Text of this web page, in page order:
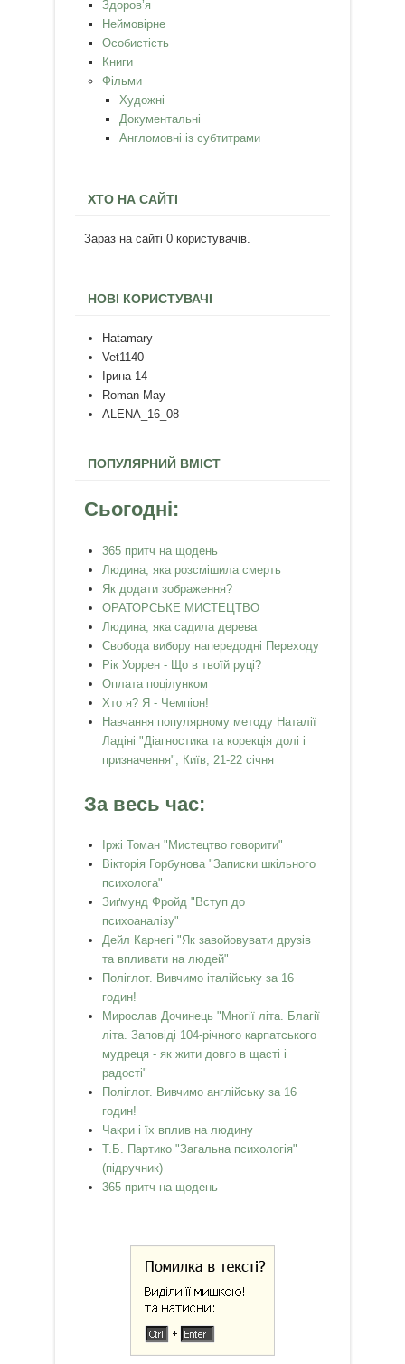
Здоров’я
Неймовірне
Особистість
Книги
Фільми
Художні
Документальні
Англомовні із субтитрами
ХТО НА САЙТІ
Зараз на сайті 0 користувачів.
НОВІ КОРИСТУВАЧІ
Hatamary
Vet1140
Ірина 14
Roman May
ALENA_16_08
ПОПУЛЯРНИЙ ВМІСТ
Сьогодні:
365 притч на щодень
Людина, яка розсмішила смерть
Як додати зображення?
ОРАТОРСЬКЕ МИСТЕЦТВО
Людина, яка садила дерева
Свобода вибору напередодні Переходу
Рік Уоррен - Що в твоїй руці?
Оплата поцілунком
Хто я? Я - Чемпіон!
Навчання популярному методу Наталії
Ладіні "Діагностика та корекція долі і
призначення", Київ, 21-22 січня
За весь час:
Іржі Томан "Мистецтво говорити"
Вікторія Горбунова "Записки шкільного
психолога"
Зиґмунд Фройд "Вступ до
психоаналізу"
Дейл Карнегі "Як завойовувати друзів
та впливати на людей"
Поліглот. Вивчимо італійську за 16
годин!
Мирослав Дочинець "Многії літа. Благії
літа. Заповіді 104-річного карпатського
мудреця - як жити довго в щасті і
радості"
Поліглот. Вивчимо англійську за 16
годин!
Чакри і їх вплив на людину
Т.Б. Партико "Загальна психологія"
(підручник)
365 притч на щодень